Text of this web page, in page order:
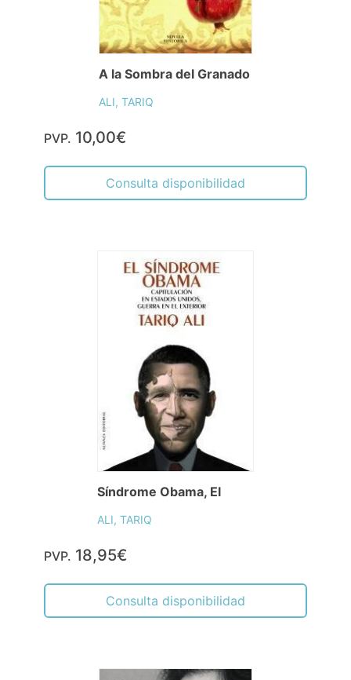
A la Sombra del Granado
ALI, TARIQ
PVP. 10,00€
Consulta disponibilidad
Síndrome Obama, El
ALI, TARIQ
PVP. 18,95€
Consulta disponibilidad